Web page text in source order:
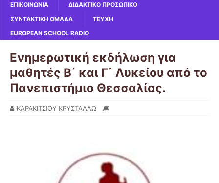
ΕΠΙΚΟΙΝΩΝΙΑ
ΔΙΔΑΚΤΙΚΟ ΠΡΟΣΩΠΙΚΟ
ΣΥΝΤΑΚΤΙΚΗ ΟΜΑΔΑ
ΤΕΥΧΗ
EUROPEAN SCHOOL RADIO
Ενημερωτική εκδήλωση για
μαθητές Β΄ και Γ΄ Λυκείου από το
Πανεπιστήμιο Θεσσαλίας.
ΚΑΡΑΚΙΤΣΙΟΥ ΚΡΥΣΤΑΛΛΩ